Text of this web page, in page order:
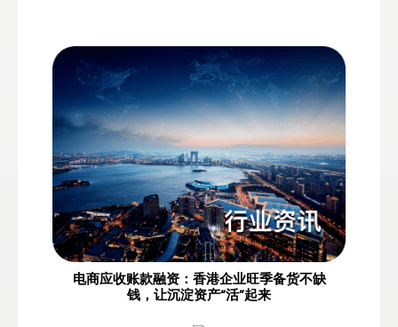
电商应收账款融资：香港企业旺季备货不缺
钱，让沉淀资产“活”起来